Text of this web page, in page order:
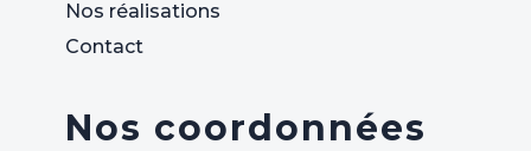
Nos réalisations
Contact
Nos coordonnées